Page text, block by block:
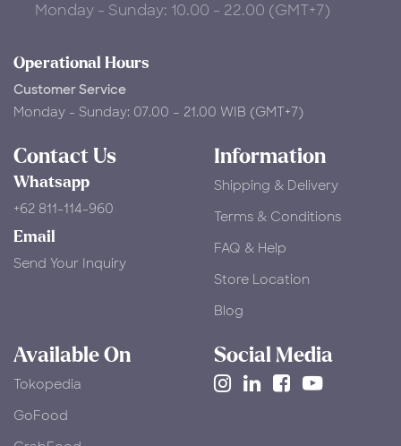
Monday - Sunday: 10.00 - 22.00 (GMT+7)
Operational Hours
Customer Service
Monday - Sunday: 07.00 – 21.00 WIB (GMT+7)
Contact Us
Whatsapp
+62 811-114-960
Email
Send Your Inquiry
Information
Shipping & Delivery
Terms & Conditions
FAQ & Help
Store Location
Blog
Available On
Tokopedia
​GoFood
Social Media